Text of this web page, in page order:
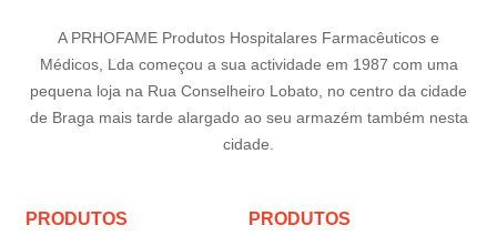
A PRHOFAME Produtos Hospitalares Farmacêuticos e
Médicos, Lda começou a sua actividade em 1987 com uma
pequena loja na Rua Conselheiro Lobato, no centro da cidade
de Braga mais tarde alargado ao seu armazém também nesta
cidade.
PRODUTOS PRODUTOS